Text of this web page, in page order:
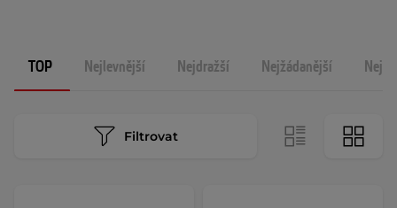
TOP Nejlevnější Nejdražší Nejžádanější
Filtrovat